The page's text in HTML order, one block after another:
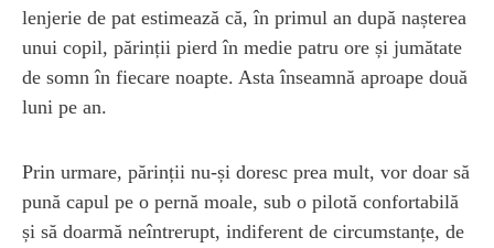
lenjerie de pat estimează că, în primul an după nașterea
unui copil, părinții pierd în medie patru ore și jumătate
de somn în fiecare noapte. Asta înseamnă aproape două
luni pe an.
Prin urmare, părinții nu-și doresc prea mult, vor doar să
pună capul pe o pernă moale, sub o pilotă confortabilă
și să doarmă neîntrerupt, indiferent de circumstanțe, de